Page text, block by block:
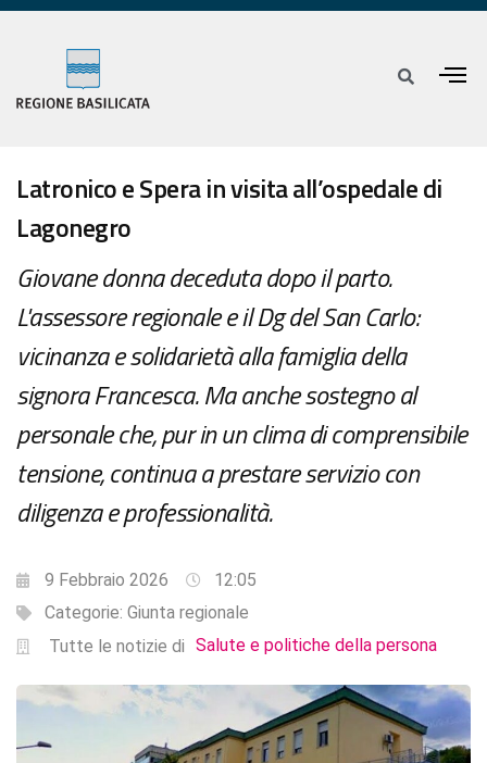
Latronico e Spera in visita all’ospedale di
Lagonegro
Giovane donna deceduta dopo il parto.
L'assessore regionale e il Dg del San Carlo:
vicinanza e solidarietà alla famiglia della
signora Francesca. Ma anche sostegno al
personale che, pur in un clima di comprensibile
tensione, continua a prestare servizio con
diligenza e professionalità.
9 Febbraio 2026
12:05
Categorie: Giunta regionale
Tutte le notizie di Salute e politiche della persona